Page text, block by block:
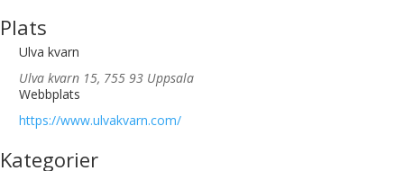
Plats
Ulva kvarn
Ulva kvarn 15, 755 93 Uppsala
Webbplats
https://www.ulvakvarn.com/
Kategorier